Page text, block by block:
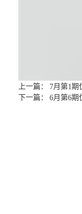
上一篇： 7月第1期
下一篇： 6月第6期